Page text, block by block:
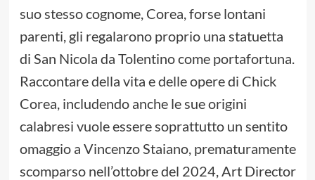
suo stesso cognome, Corea, forse lontani
parenti, gli regalarono proprio una statuetta
di San Nicola da Tolentino come portafortuna.
Raccontare della vita e delle opere di Chick
Corea, includendo anche le sue origini
calabresi vuole essere soprattutto un sentito
omaggio a Vincenzo Staiano, prematuramente
scomparso nell’ottobre del 2024, Art Director